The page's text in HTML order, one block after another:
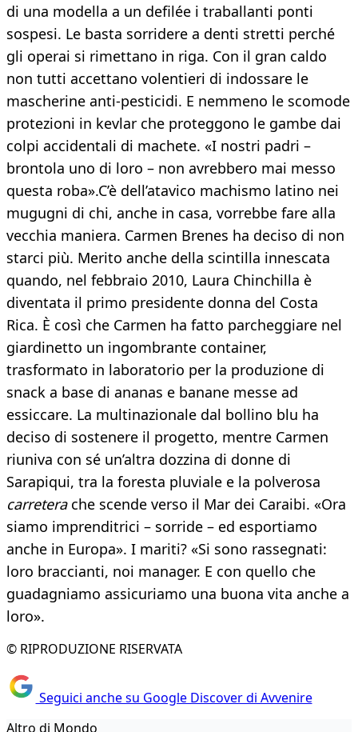
di una modella a un defilée i traballanti ponti
sospesi. Le basta sorridere a denti stretti perché
gli operai si rimettano in riga. Con il gran caldo
non tutti accettano volentieri di indossare le
mascherine anti-pesticidi. E nemmeno le scomode
protezioni in kevlar che proteggono le gambe dai
colpi accidentali di machete. «I nostri padri –
brontola uno di loro – non avrebbero mai messo
questa roba».C’è dell’atavico machismo latino nei
mugugni di chi, anche in casa, vorrebbe fare alla
vecchia maniera. Carmen Brenes ha deciso di non
starci più. Merito anche della scintilla innescata
quando, nel febbraio 2010, Laura Chinchilla è
diventata il primo presidente donna del Costa
Rica. È così che Carmen ha fatto parcheggiare nel
giardinetto un ingombrante container,
trasformato in laboratorio per la produzione di
snack a base di ananas e banane messe ad
essiccare. La multinazionale dal bollino blu ha
deciso di sostenere il progetto, mentre Carmen
riuniva con sé un’altra dozzina di donne di
Sarapiqui, tra la foresta pluviale e la polverosa
carreterache scende verso il Mar dei Caraibi. «Ora
siamo imprenditrici – sorride – ed esportiamo
anche in Europa». I mariti? «Si sono rassegnati:
loro braccianti, noi manager. E con quello che
guadagniamo assicuriamo una buona vita anche a
loro».
© RIPRODUZIONE RISERVATA
Seguici anche su Google Discover di Avvenire
Altro di Mondo